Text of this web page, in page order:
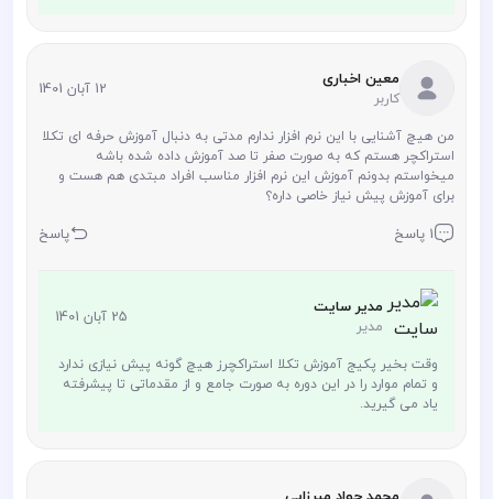
معین اخباری
کاربر 12 آبان 1401
من هیچ آشنایی با این نرم افزار ندارم مدتی به دنبال آموزش حرفه ای تکلا
استراکچر هستم که به صورت صفر تا صد آموزش داده شده باشه
میخواستم بدونم آموزش این نرم افزار مناسب افراد مبتدی هم هست و
برای آموزش پیش نیاز خاصی داره؟
1 پاسخ پاسخ
مدیر سایت
مدیر 25 آبان 1401
وقت بخیر پکیج آموزش تکلا استراکچرز هیچ گونه پیش نیازی ندارد
و تمام موارد را در این دوره به صورت جامع و از مقدماتی تا پیشرفته
یاد می گیرید.